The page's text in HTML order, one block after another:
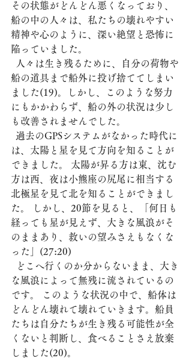
その状態がどんどん悪くなっており、
船の中の人々は、私たちの壊れやすい
精神や心のように、深い絶望と恐怖に
陥っていました。
船の道具まで船外に投げ捨ててしまい
ました(19)。しかし、このような努力
にもかかわらず、船の外の状況は少し
も改善されませんでした。
は、太陽と星を見て方向を知ることが
できました。 太陽が昇る方は東、沈む
方は西、夜は小熊座の尻尾に相当する
北極星を見て北を知ることができまし
た。 しかし、20節を見ると、「何日も
経っても星が見えず、大きな風浪がそ
のままあり、救いの望みさえもなくな
った」(27:20)
な風浪によって無残に流されているの
です。 このような状況の中で、船体は
どんどん壊れて壊れていきます。船員
たちは自分たちが生き残る可能性が全
くないと判断し、食べることさえ放棄
しました(20)。